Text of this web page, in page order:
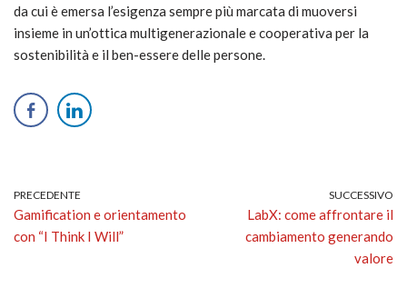
da cui è emersa l’esigenza sempre più marcata di muoversi
insieme in un’ottica multigenerazionale e cooperativa per la
sostenibilità e il ben-essere delle persone.
PRECEDENTE
Gamification e orientamento
con “I Think I Will”
SUCCESSIVO
LabX: come affrontare il
cambiamento generando
valore